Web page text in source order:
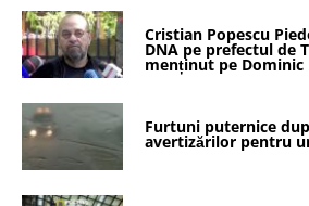
Cristian Popescu
DNA pe prefectul de
menținut pe
Furtuni puternice
avertizărilor pentru